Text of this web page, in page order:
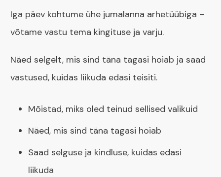
Iga päev kohtume ühe jumalanna arhetüübiga –
võtame vastu tema kingituse ja varju.
Näed selgelt, mis sind täna tagasi hoiab ja saad
vastused, kuidas liikuda edasi teisiti.
Mõistad, miks oled teinud sellised valikuid
Näed, mis sind täna tagasi hoiab
Saad selguse ja kindluse, kuidas edasi
liikuda